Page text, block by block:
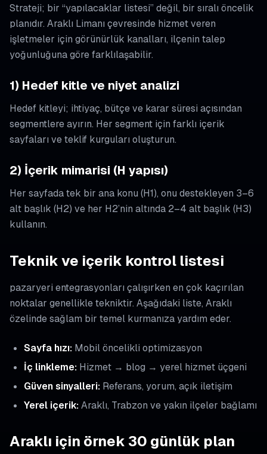
Strateji; bir “yapılacaklar listesi” değil, bir sıralı öncelik
planıdır. Araklı Limanı çevresinde hizmet veren
işletmeler için görünürlük kanalları, ilçenin talep
yoğunluğuna göre farklılaşabilir.
1) Hedef kitle ve niyet analizi
Hedef kitleyi; ihtiyaç, bütçe ve karar süresi açısından
segmentlere ayırın. Her segment için farklı içerik
sayfaları ve teklif kurguları oluşturun.
2) İçerik mimarisi (H yapısı)
Her sayfada tek bir ana konu (H1), onu destekleyen 3–6
alt başlık (H2) ve her H2’nin altında 2–4 alt başlık (H3)
kullanın.
Teknik ve içerik kontrol listesi
pazaryeri entegrasyonları çalışırken en çok kaçırılan
noktalar genellikle tekniktir. Aşağıdaki liste, Araklı
özelinde sağlam bir temel kurmanıza yardım eder.
Sayfa hızı: Mobil öncelikli optimizasyon
İç linkleme: Hizmet → blog → yerel hizmet üçgeni
Güven sinyalleri: Referans, yorum, açık iletişim
Yerel içerik:Araklı, Trabzon ve yakın ilçeler bağlamı
Araklı için örnek 30 günlük plan